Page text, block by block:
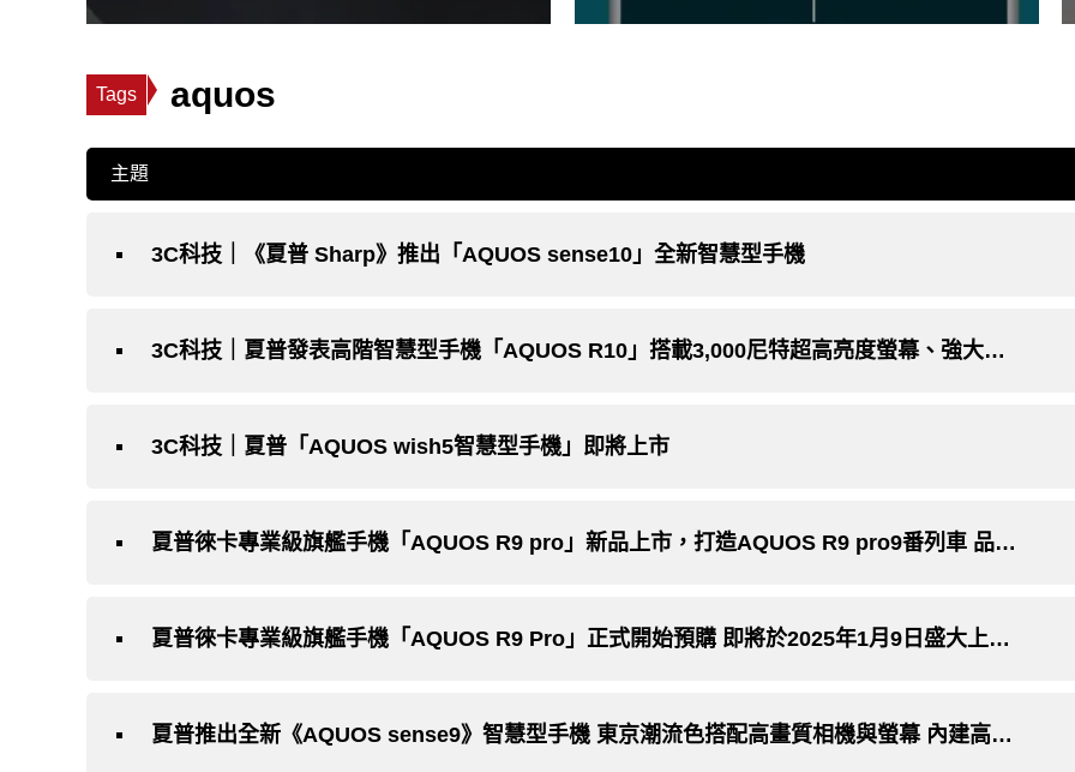
Tags aquos
主題
3C科技｜《夏普 Sharp》推出「AQUOS sense10」全新智慧型手機
3C科技｜夏普發表高階智慧型手機「AQUOS R10」搭載3,000尼特超高亮度螢幕、強大的立體聲揚聲器與空間音效
3C科技｜夏普「AQUOS wish5智慧型手機」即將上市
夏普徠卡專業級旗艦手機「AQUOS R9 pro」新品上市，打造AQUOS R9 pro9番列車 品味 視界經典
夏普徠卡專業級旗艦手機「AQUOS R9 Pro」正式開始預購 即將於2025年1月9日盛大上市 業界最大1/0.98英吋大型感光元件 夜拍超有感
夏普推出全新《AQUOS sense9》智慧型手機 東京潮流色搭配高畫質相機與螢幕 內建高達兩天*1的電池續航力